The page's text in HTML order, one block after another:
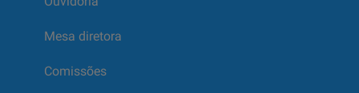
Mesa diretora
Comissões